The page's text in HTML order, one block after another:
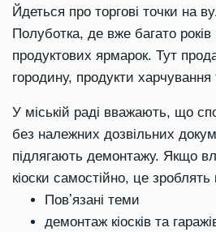
Йдеться про торгові точки на
Полуботка, де вже багато
продуктових ярмарок. Тут
городину, продукти харчування
У міській раді вважають, що
без належних дозвільних
підлягають демонтажу. Якщо
кіоски самостійно, це
Повʼязані теми
демонтаж кіосків та